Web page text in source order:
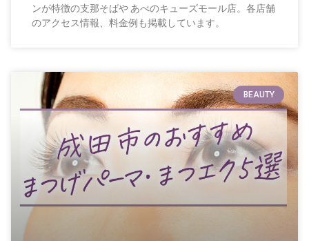
ンが特徴の支那そばや あべのキューズモール店。各店舗
のアクセス情報、料金例も掲載しています。
BEAUTY